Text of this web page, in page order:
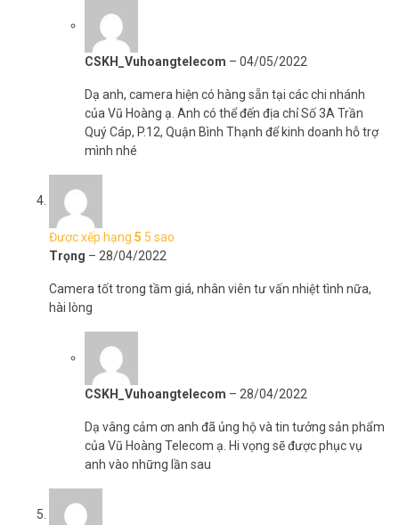
Module 4G: 2.000.000đ
Đặt hàng Online ngay Dashcam Hikvision B1 xin vui lòng liên
1900.9259
để được hỗ trợ ưu đãi tốt nhất. Tham khảo
thêm thông tin tạiFacebook Vuhoangtelecom nhé.
CSKH_Vuhoangtelecom – 04/05/2022
Dạ anh, camera hiện có hàng sẵn tại các chi nhánh
của Vũ Hoàng ạ. Anh có thể đến địa chỉ Số 3A Trần
Quý Cáp, P.12, Quận Bình Thạnh để kinh doanh hỗ trợ
mình nhé
Được xếp hạng 5 5 sao
Trọng – 28/04/2022
Camera tốt trong tầm giá, nhân viên tư vấn nhiệt tình nữa,
hài lòng
CSKH_Vuhoangtelecom – 28/04/2022
Dạ vâng cảm ơn anh đã ủng hộ và tin tưởng sản phẩm
của Vũ Hoàng Telecom ạ. Hi vọng sẽ được phục vụ
anh vào những lần sau